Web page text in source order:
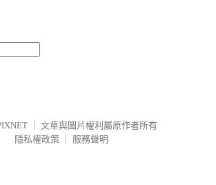
文章與圖片權利屬原作者所有
隱私權政策
服務聲明